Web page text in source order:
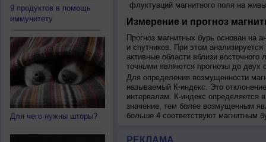
9 продуктов в помощь
иммунитету
Для чего нужны шторы?
флуктуаций магнитного поля на
Измерение и прогноз
Прогноз магнитных бурь основан на
и спутников. При этом
активные области вблизи
точными являются прогнозы до двух
Для определения возмущенности
называемый К-индекс. Это
интервалам. К-индекс определяется
значение, тем более возмущенным
больше 4 соответствуют магнитным
РЕКЛАМА